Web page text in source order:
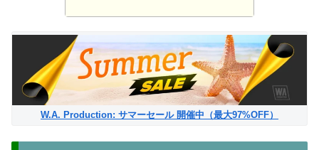
W.A. Production: サマーセール 開催中（最大97%OFF）